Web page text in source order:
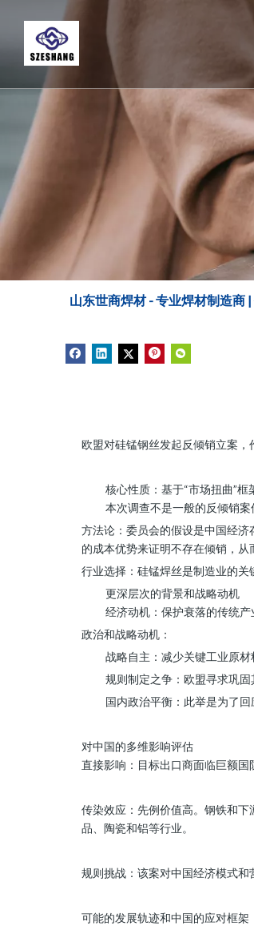
山东世商焊材 - 专业焊材制造
欧盟对硅锰钢丝发起反倾销立案
核心性质：基于“市场扭曲”框
本次调查不是一般的反倾销案
方法论：委员会的假设是中国经
的成本优势来证明不存在倾销，从
行业选择：硅锰焊丝是制造业的关
更深层次的背景和战略动机
经济动机：保护衰落的传统
政治和战略动机：
战略自主：减少关键工业原材
规则制定之争：欧盟寻求巩固
国内政治平衡：此举是为了
对中国的多维影响评估
直接影响：目标出口商面临巨额国
传染效应：先例价值高。钢铁和
品、陶瓷和铝等行业。
规则挑战：该案对中国经济模式和
可能的发展轨迹和中国的应对框架